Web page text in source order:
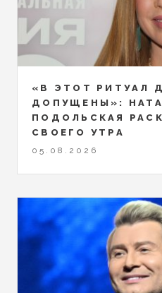
«В ЭТОТ РИТУАЛ
ДОПУЩЕНЫ»:
ПОДОЛЬСКАЯ
СВОЕГО УТРА
05.08.2026